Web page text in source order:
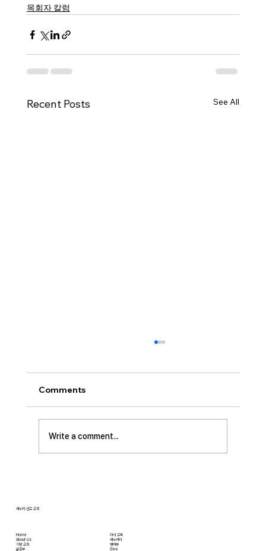
목회자 칼럼
Recent Posts See All
사랑하는 성도 여러분! 하나님께서 가장 싫어하
시는 것이 무엇일가요? 모두가 아시는 대로 바로
교만입니다. 이번 새벽기도 본문인 에스겔에서도
교만으로 인해 하나님의 거룩한 진노가 애굽과
Comments
Write a comment...
Home
About Us
​가정 교회
​삶공부
자녀 교육
새누리터
영어부
Give
새누리 선교 교회